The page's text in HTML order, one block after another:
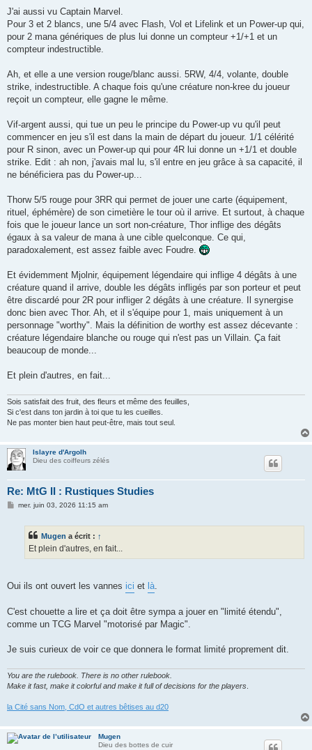
s
a
g
J'ai aussi vu Captain Marvel.
Pour 3 et 2 blancs, une 5/4 avec Flash, Vol et Lifelink et un Power-up qui,
pour 2 mana génériques de plus lui donne un compteur +1/+1 et un
compteur indestructible.
Ah, et elle a une version rouge/blanc aussi. 5RW, 4/4, volante, double
strike, indestructible. A chaque fois qu'une créature non-kree du joueur
reçoit un compteur, elle gagne le même.
Vif-argent aussi, qui tue un peu le principe du Power-up vu qu'il peut
commencer en jeu s'il est dans la main de départ du joueur. 1/1 célérité
pour R sinon, avec un Power-up qui pour 4R lui donne un +1/1 et double
strike. Edit : ah non, j'avais mal lu, s'il entre en jeu grâce à sa capacité, il
ne bénéficiera pas du Power-up...
Thorw 5/5 rouge pour 3RR qui permet de jouer une carte (équipement,
rituel, éphémère) de son cimetière le tour où il arrive. Et surtout, à chaque
fois que le joueur lance un sort non-créature, Thor inflige des dégâts
égaux à sa valeur de mana à une cible quelconque. Ce qui,
paradoxalement, est assez faible avec Foudre.
Et évidemment Mjolnir, équipement légendaire qui inflige 4 dégâts à une
créature quand il arrive, double les dégâts infligés par son porteur et peut
être discardé pour 2R pour infliger 2 dégâts à une créature. Il synergise
donc bien avec Thor. Ah, et il s'équipe pour 1, mais uniquement à un
personnage "worthy". Mais la définition de worthy est assez décevante :
créature légendaire blanche ou rouge qui n'est pas un Villain. Ça fait
beaucoup de monde...
Et plein d'autres, en fait...
Sois satisfait des fruit, des fleurs et même des feuilles,
Si c'est dans ton jardin à toi que tu les cueilles.
Ne pas monter bien haut peut-être, mais tout seul.
Islayre d'Argolh
Dieu des coiffeurs zélés
Re: MtG II : Rustiques Studies
Mmer. juin 03, 2026 11:15 am
Mugen a écrit : ↑
Et plein d'autres, en fait...
Oui ils ont ouvert les vannes ici et là.
C'est chouette a lire et ça doit être sympa a jouer en "limité étendu",
comme un TCG Marvel "motorisé par Magic".
Je suis curieux de voir ce que donnera le format limité proprement dit.
You are the rulebook. There is no other rulebook.
Make it fast, make it colorful and make it full of decisions for the players
la Cité sans Nom, CdO et autres bêtises au d20
Mugen
Dieu des bottes de cuir